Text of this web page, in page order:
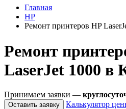
Главная
HP
Ремонт принтеров HP
Ремонт
LaserJet 1000 в
Принимаем заявки —
Оставить заявку Калькулятор